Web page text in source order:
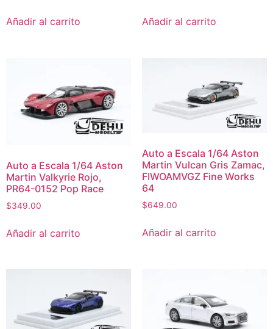
Añadir al carrito Añadir al carrito
Auto a Escala 1/64 Aston
Martin Valkyrie Rojo,
PR64-0152 Pop Race
$349.00
Añadir al carrito
Auto a Escala 1/64 Aston
Martin Vulcan Gris Zamac,
FIWOAMVGZ Fine Works
64
$649.00
Añadir al carrito